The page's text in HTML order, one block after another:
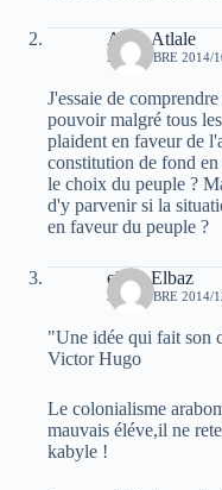
Atala Atlale
2 OCTOBRE 2014/
J'essaie de
pouvoir malgré tous
plaident en faveur de
constitution de fond
le choix du peuple ?
d'y parvenir si la
en faveur du peuple ?
elvez Elbaz
3 OCTOBRE 2014/
"Une idée qui fait son
Victor Hugo
Le colonialisme
mauvais éléve,il ne
kabyle !